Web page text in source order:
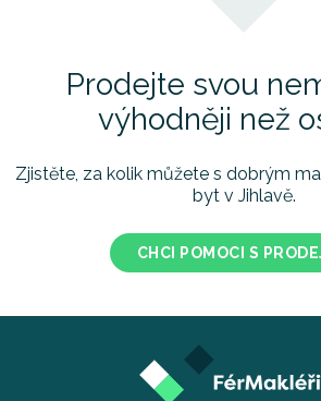
Prodejte svou
výhodněji než
Zjistěte, za kolik můžete s dobrým
byt v Jihlavě.
CHCI POMOCI S